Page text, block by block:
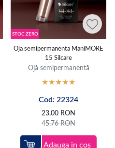
STOC ZERO
Oja semipermanenta ManiMORE
15 Silcare
Ojă semipermanentă
Cod: 22324
23,00 RON
45,76RON
Adauga in cos